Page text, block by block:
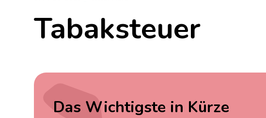
Tabaksteuer
Das Wichtigste in Kürze